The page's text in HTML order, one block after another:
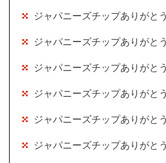
ジャパニーズチップありがと
ジャパニーズチップありがと
ジャパニーズチップありがと
ジャパニーズチップありがと
ジャパニーズチップありがと
ジャパニーズチップありがと